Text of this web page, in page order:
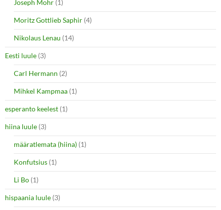
Joseph Mohr (1)
Moritz Gottlieb Saphir (4)
Nikolaus Lenau (14)
Eesti luule (3)
Carl Hermann (2)
Mihkel Kampmaa (1)
esperanto keelest (1)
hiina luule (3)
määratlemata (hiina) (1)
Konfutsius (1)
Li Bo (1)
hispaania luule (3)